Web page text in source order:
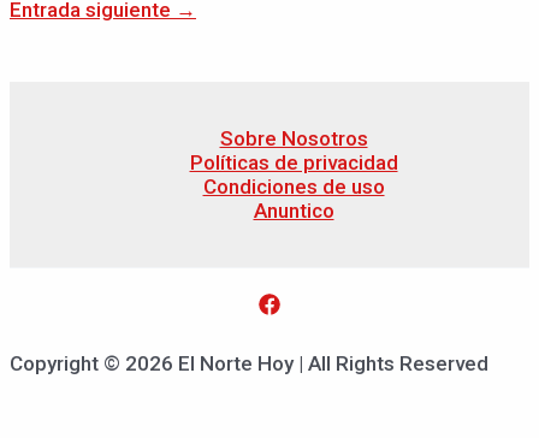
Entrada siguiente →
Sobre Nosotros
Políticas de privacidad
Condiciones de uso
Anuntico
Copyright © 2026 El Norte Hoy | All Rights Reserved